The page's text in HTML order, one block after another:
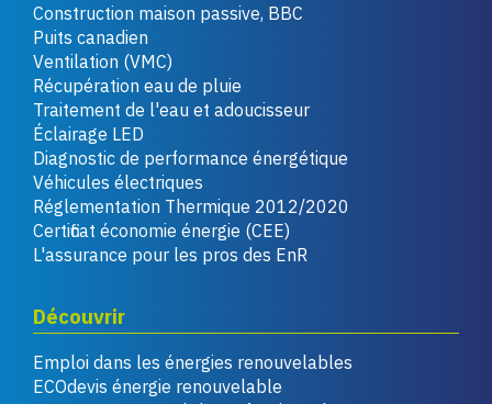
Construction maison passive, BBC
Puits canadien
Ventilation (VMC)
Récupération eau de pluie
Traitement de l'eau et adoucisseur
Éclairage LED
Diagnostic de performance énergétique
Véhicules électriques
Réglementation Thermique 2012/2020
Certificat économie énergie (CEE)
L'assurance pour les pros des EnR
Découvrir
Emploi dans les énergies renouvelables
ECOdevis énergie renouvelable